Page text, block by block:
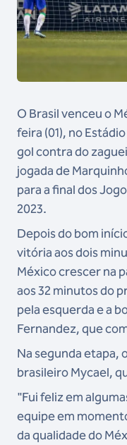
O Brasil venceu o
feira (01), no
gol contra do
jogada de
para a final dos
2023.
Depois do bom
vitória aos dois
México crescer na
aos 32 minutos do
pela esquerda e a
Fernandez, que
Na segunda etapa,
brasileiro Mycael,
"Fui feliz em
equipe em
da qualidade do